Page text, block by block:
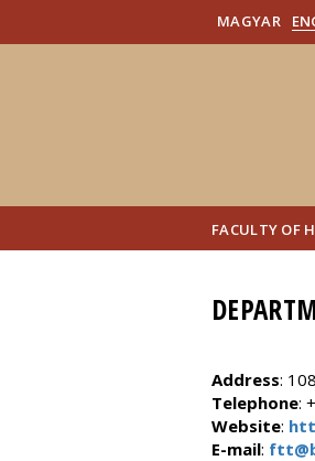
MAGYAR
FACULTY OF
Address:
Telephone:
Website:
E-mail: